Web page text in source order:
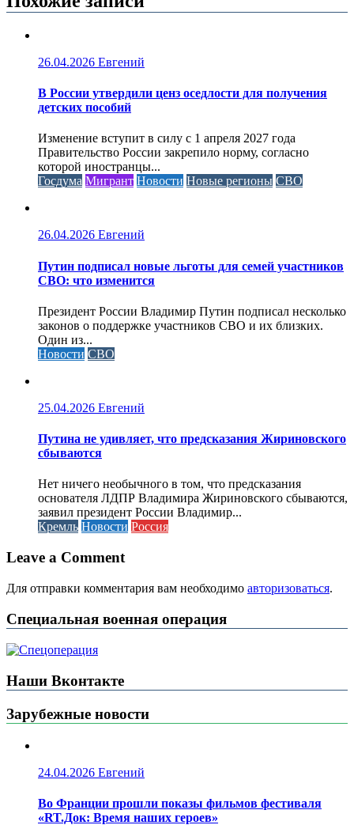
26.04.2026 Евгений
В России утвердили ценз оседлости для получения
детских пособий
Изменение вступит в силу с 1 апреля 2027 года
Правительство России закрепило норму, согласно
которой иностранцы...
Госдума Мигрант Новости Новые регионы СВО
26.04.2026 Евгений
Путин подписал новые льготы для семей участников
СВО: что изменится
Президент России Владимир Путин подписал несколько
законов о поддержке участников СВО и их близких.
Один из...
Новости СВО
25.04.2026 Евгений
Путина не удивляет, что предсказания Жириновского
сбываются
Нет ничего необычного в том, что предсказания
основателя ЛДПР Владимира Жириновского сбываются,
заявил президент России Владимир...
Кремль Новости Россия
Leave a Comment
Для отправки комментария вам необходимо авторизоваться.
Специальная военная операция
Наши Вконтакте
Зарубежные новости
24.04.2026 Евгений
Во Франции прошли показы фильмов фестиваля
«RT.Док: Время наших героев»